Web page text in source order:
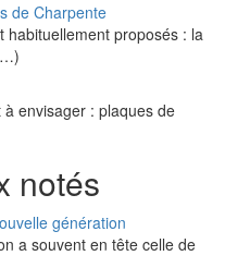
de Charpente
habituellement proposés : la
envisager : plaques de
notés
génération
a souvent en tête celle de